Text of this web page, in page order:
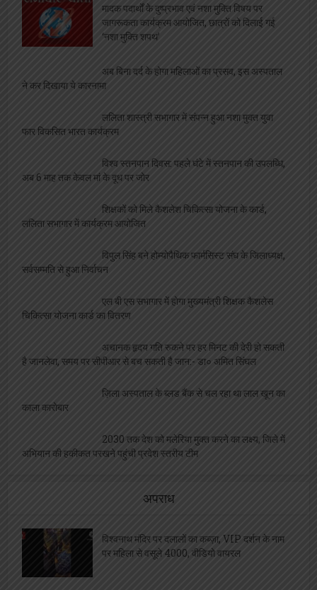
मादक पदार्थों के दुष्प्रभाव एवं नशा मुक्ति विषय पर
जागरूकता कार्यक्रम आयोजित, छात्रों को दिलाई गई
‘नशा मुक्ति शपथ’
अब बिना दर्द के होगा महिलाओं का प्रसव, इस अस्पताल
ने कर दिखाया ये कारनामा
ललिता शास्त्री सभागार में संपन्न हुआ नशा मुक्त युवा
फार विकसित भारत कार्यक्रम
विश्व स्तनपान दिवस: पहले घंटे में स्तनपान की उपलब्धि,
अब 6 माह तक केवल मां के दूध पर जोर
शिक्षकों को मिले कैशलेश चिकित्सा योजना के कार्ड,
ललिता सभागार में कार्यक्रम आयोजित
विपुल सिंह बने होम्योपैथिक फार्मसिस्ट संघ के जिलाध्यक्ष,
सर्वसम्मति से हुआ निर्वाचन
एल बी एस सभागार में होगा मुख्यमंत्री शिक्षक कैशलेस
चिकित्सा योजना कार्ड का वितरण
अचानक हृदय गति रुकने पर हर मिनट की देरी हो सकती
है जानलेवा, समय पर सीपीआर से बच सकती है जान:- डा० अमित सिंघल
ज़िला अस्पताल के ब्लड बैंक से चल रहा था लाल खून का
काला कारोबार
2030 तक देश को मलेरिया मुक्त करने का लक्ष्य, जिले में
अभियान की हकीकत परखने पहुंची प्रदेश स्तरीय टीम
अपराध
विश्वनाथ मंदिर पर दलालों का कब्ज़ा, VIP दर्शन के नाम
पर महिला से वसूले 4000, वीडियो वायरल